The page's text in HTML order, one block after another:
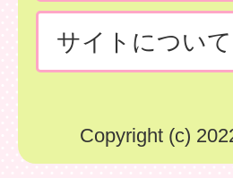
サイトについて
Copyright (c)